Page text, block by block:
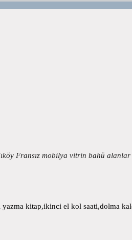
Fransız mobilya vitrin bahü
kitap,ikinci el kol saati,dolma